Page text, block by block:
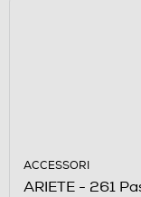
ACCESSORI
ARIETE - 261